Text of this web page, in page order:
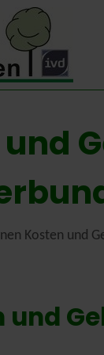
Kosten und
und